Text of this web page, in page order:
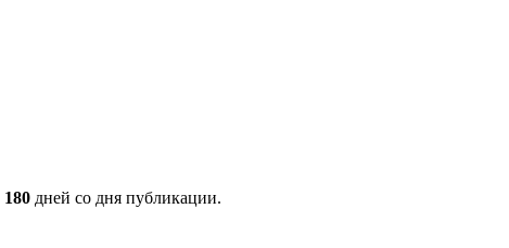
180 дней со дня публикации.